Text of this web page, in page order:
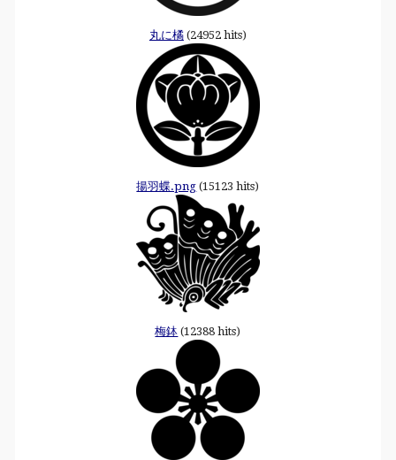
丸に橘(24952 hits)
揚羽蝶.png (15123 hits)
梅鉢 (12388 hits)